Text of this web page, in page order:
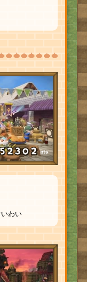
pts
わい